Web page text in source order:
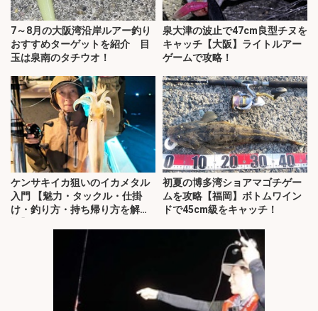
7～8月の大阪湾沿岸ルアー釣り
おすすめターゲットを紹介 目
玉は泉南のタチウオ！
泉大津の波止で47cm良型チヌを
キャッチ【大阪】ライトルアー
ゲームで攻略！
ケンサキイカ狙いのイカメタル
入門 【魅力・タックル・仕掛
け・釣り方・持ち帰り方を解
初夏の博多湾ショアマゴチゲー
ムを攻略【福岡】ボトムワイン
ドで45cm級をキャッチ！